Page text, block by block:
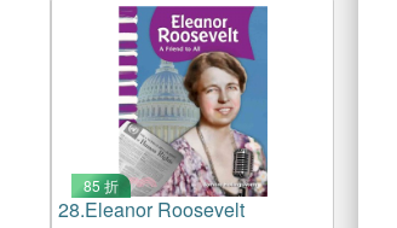
85 折
28.Eleanor Roosevelt